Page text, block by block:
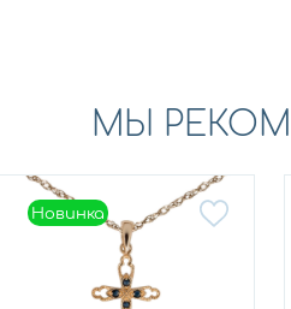
МЫ
Новинка
Новинка